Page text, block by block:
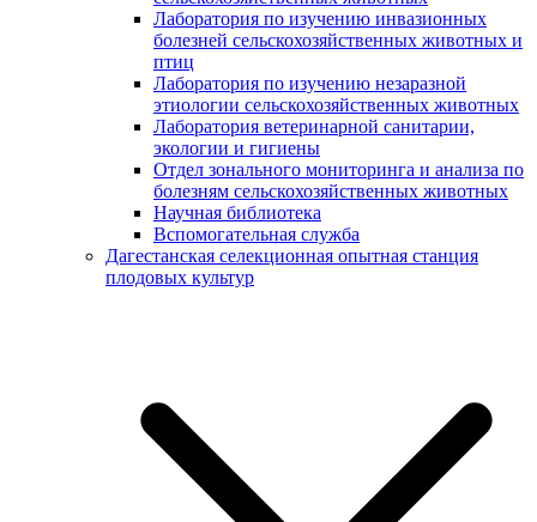
Лаборатория по изучению инвазионных
болезней сельскохозяйственных животных и
птиц
Лаборатория по изучению незаразной
этиологии сельскохозяйственных животных
Лаборатория ветеринарной санитарии,
экологии и гигиены
Отдел зонального мониторинга и анализа по
болезням сельскохозяйственных животных
Научная библиотека
Вспомогательная служба
Дагестанская селекционная опытная станция
плодовых культур